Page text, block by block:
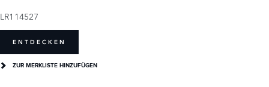
LR114527
ENTDECKEN
ZUR MERKLISTE HINZUFÜGEN